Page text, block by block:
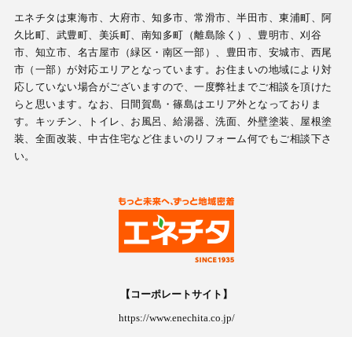
エネチタは東海市、大府市、知多市、常滑市、半田市、東浦町、阿
久比町、武豊町、美浜町、南知多町（離島除く）、豊明市、刈谷
市、知立市、名古屋市（緑区・南区一部）、豊田市、安城市、西尾
市（一部）が対応エリアとなっています。お住まいの地域により対
応していない場合がございますので、一度弊社までご相談を頂けた
らと思います。なお、日間賀島・篠島はエリア外となっておりま
す。キッチン、トイレ、お風呂、給湯器、洗面、外壁塗装、屋根塗
装、全面改装、中古住宅など住まいのリフォーム何でもご相談下さ
い。
【コーポレートサイト】
https://www.enechita.co.jp/